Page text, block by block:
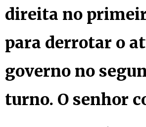
direita no
para derrotar o
governo no
turno. O senhor